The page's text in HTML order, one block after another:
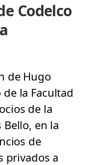
Codelco
de Hugo
la Facultad
de la
en la
de
privados a